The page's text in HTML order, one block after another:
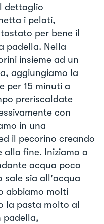
dettaglio
i pelati,
per bene il
padella. Nella
insieme ad un
aggiungiamo la
per 15 minuti a
preriscaldate
con
in una
il pecorino creando
alla fine. Iniziamo a
acqua poco
sale sia all'acqua
abbiamo molti
la pasta molto al
padella,